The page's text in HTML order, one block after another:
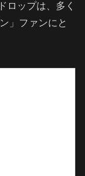
ロップは、多く
」ファンにと